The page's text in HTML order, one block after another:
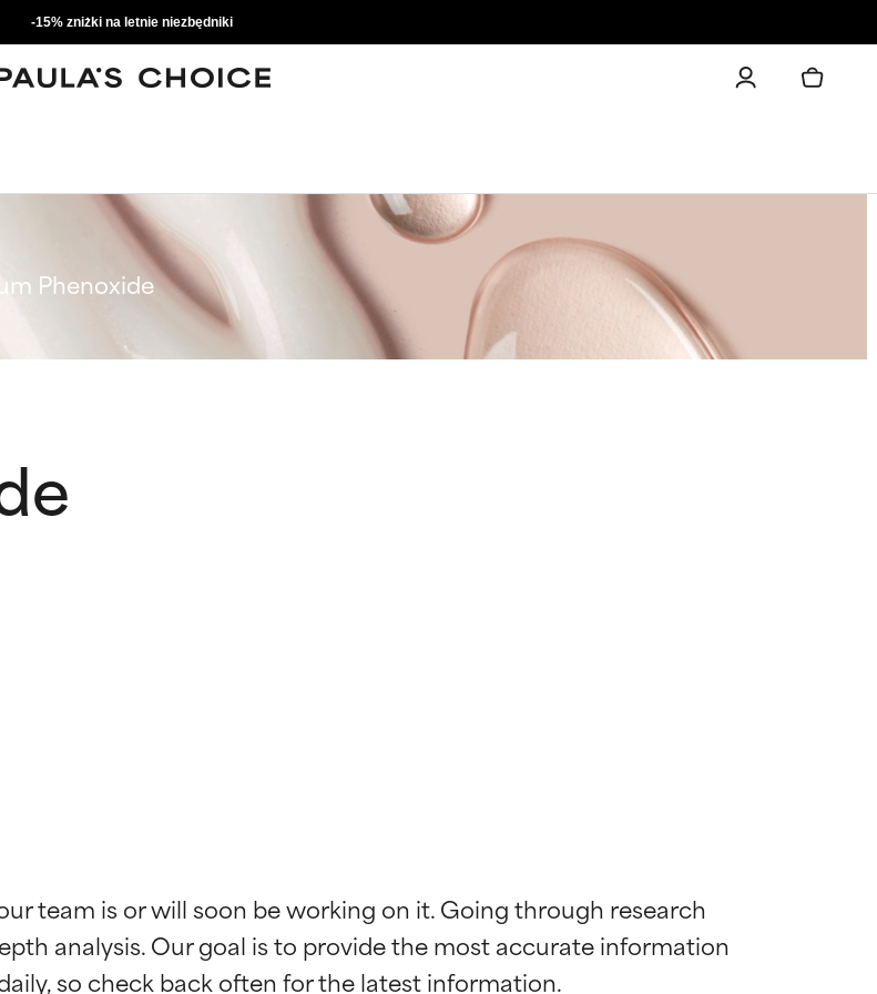
-15% zniżki na letnie niezbędniki
Phenoxide
team is or will soon be working on it. Going through research
analysis. Our goal is to provide the most accurate information